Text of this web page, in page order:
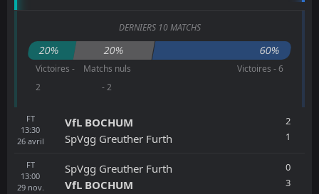
DERNIERS 10 MATCHS
20% 20% 60%
Victoires -
2
Matchs nuls
- 2
Victoires - 6
FT
13:30
26 avril
VfL BOCHUM
SpVgg Greuther Furth
2
1
FT
13:00
29 nov.
SpVgg Greuther Furth
VfL BOCHUM
0
3